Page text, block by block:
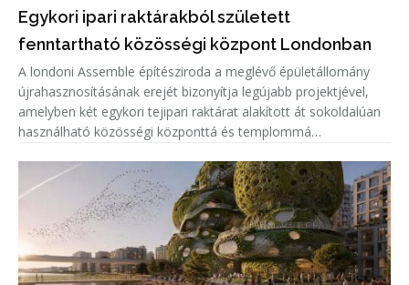
Egykori ipari raktárakból született
fenntartható közösségi központ Londonban
A londoni Assemble építésziroda a meglévő épületállomány
újrahasznosításának erejét bizonyítja legújabb projektjével,
amelyben két egykori tejipari raktárat alakított át sokoldalúan
használható közösségi központtá és templommá
Church és a Community